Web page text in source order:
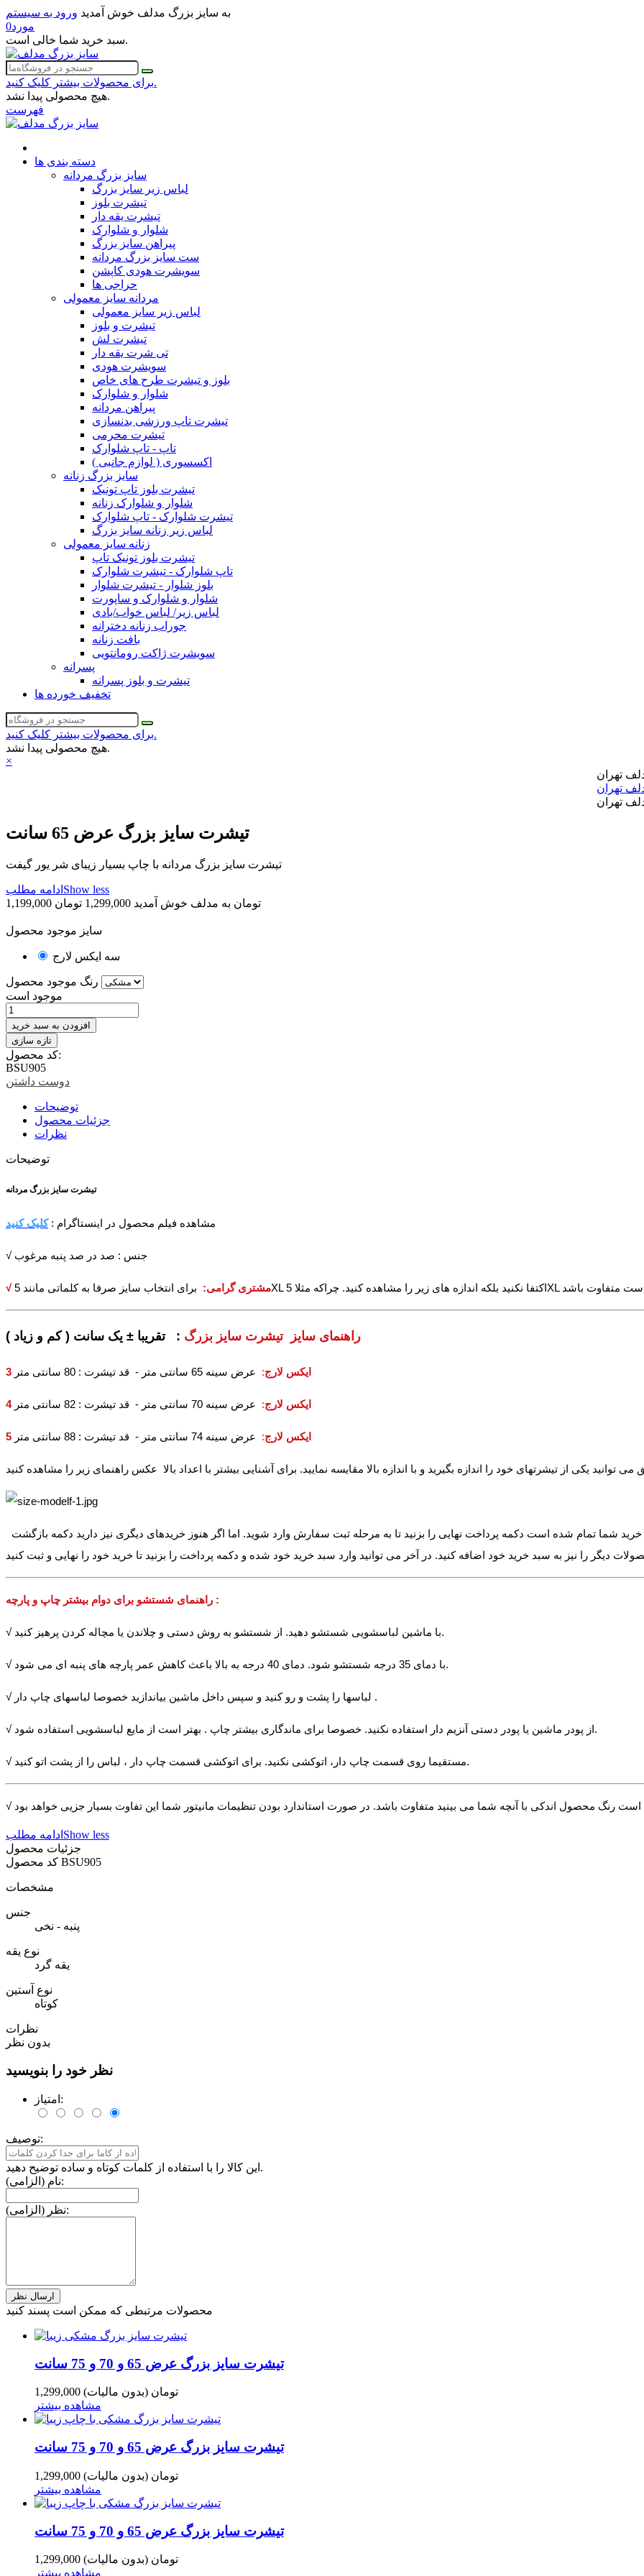
به سایز بزرگ مدلف خوش آمدید ورود به سیستم
0مورد
سبد خرید شما خالی است.
برای محصولات بیشتر کلیک کنید.
هیچ محصولی پیدا نشد.
فهرست
دسته بندی ها
سایز بزرگ مردانه
لباس زیر سایز بزرگ
تیشرت بلوز
تیشرت یقه دار
شلوار و شلوارک
پیراهن سایز بزرگ
ست سایز بزرگ مردانه
سویشرت هودی کاپشن
حراجی ها
مردانه سایز معمولی
لباس زیر سایز معمولی
تیشرت و بلوز
تیشرت لش
تی شرت یقه دار
سویشرت هودی
بلوز و تیشرت طرح های خاص
شلوار و شلوارک
پیراهن مردانه
تیشرت تاپ ورزشی بدنسازی
تیشرت محرمی
تاپ - تاپ شلوارک
اکسسوری ( لوازم جانبی )
سایز بزرگ زنانه
تیشرت بلوز تاپ تونیک
شلوار و شلوارک زنانه
تیشرت شلوارک - تاپ شلوارک
لباس زیر زنانه سایز بزرگ
زنانه سایز معمولی
تیشرت بلوز تونیک تاپ
تاپ شلوارک - تیشرت شلوارک
بلوز شلوار - تیشرت شلوار
شلوار و شلوارک و ساپورت
لباس زیر/ لباس خواب/بادی
جوراب زنانه دخترانه
بافت زنانه
سویشرت ژاکت رومانتویی
پسرانه
تیشرت و بلوز پسرانه
تخفیف خورده ها
برای محصولات بیشتر کلیک کنید.
هیچ محصولی پیدا نشد.
×
تیشرت سایز بزرگ عرض 65 سانت
تیشرت سایز بزرگ مردانه با چاپ بسیار زیبای شر یور گیفت
ادامه مطلب Show less
1,199,000 تومان به مدلف خوش آمدید 1,299,000 تومان
سایز موجود محصول
سه ایکس لارج
رنگ موجود محصول
موجود است
افزودن به سبد خرید
کد محصول:
BSU905
دوست داشتن
توضیحات
جزئیات محصول
نظرات
توضیحات
تیشرت سایز بزرگ مردانه
مشاهده فیلم محصول در اینستاگرام :کلیک کنید
√ جنس : صد در صد پنبه مرغوب
√ مشتری گرامی:
راهنمای سایز تیشرت سایز بزرگ : تقریبا ± یک سانت ( کم و زیاد )
3 ایکس لارج: عرض سینه 65 سانتی متر - قد تیشرت : 80 سانتی متر
4 ایکس لارج: عرض سینه 70 سانتی متر - قد تیشرت : 82 سانتی متر
5 ایکس لارج: عرض سینه 74 سانتی متر - قد تیشرت : 88 سانتی متر
خرید شما تمام شده است دکمه پرداخت نهایی را بزنید تا به مرحله ثبت سفارش وارد شوید. اما اگر هنوز خریدهای دیگری نیز دارید دکمه بازگشت
راهنمای شستشو برای دوام بیشتر چاپ و پارچه :
√ با ماشین لباسشویی شستشو دهید. از شستشو به روش دستی و چلاندن یا مچاله کردن پرهیز کنید.
√ با دمای 35 درجه شستشو شود. دمای 40 درجه به بالا باعث کاهش عمر پارچه های پنبه ای می شود.
√ لباسها را پشت و رو کنید و سپس داخل ماشین بیاندازید خصوصا لباسهای چاپ دار .
√ از پودر ماشین یا پودر دستی آنزیم دار استفاده نکنید. خصوصا برای ماندگاری بیشتر چاپ . بهتر است از مایع لباسشویی استفاده شود.
√ مستقیما روی قسمت چاپ دار، اتوکشی نکنید. برای اتوکشی قسمت چاپ دار ، لباس را از پشت اتو کنید.
ادامه مطلب Show less
جزئیات محصول
BSU905
مشخصات
جنس
پنبه - نخی
نوع یقه
یقه گرد
نوع آستین
کوتاه
نظرات
بدون نظر
نظر خود را بنویسید
امتیاز:
توصیف:
این کالا را با استفاده از کلمات کوتاه و ساده توضیح دهید.
نام (الزامی):
نظر (الزامی):
محصولات مرتبطی که ممکن است پسند کنید
تیشرت سایز بزرگ عرض 65 و 70 و 75 سانت
1,299,000 تومان (بدون مالیات)
مشاهده بیشتر
تیشرت سایز بزرگ عرض 65 و 70 و 75 سانت
1,299,000 تومان (بدون مالیات)
مشاهده بیشتر
تیشرت سایز بزرگ عرض 65 و 70 و 75 سانت
1,299,000 تومان (بدون مالیات)
مشاهده بیشتر